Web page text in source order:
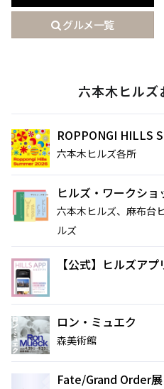
サイト
グルメ一覧
六本木ヒルズ
ROPPONGI HILLS
六本木ヒルズ各所
ヒルズ・ワークシ
六本木ヒルズ、麻布台
ルズ
【公式】ヒルズアプ
ロン・ミュエク
森美術館
Fate/Grand Order